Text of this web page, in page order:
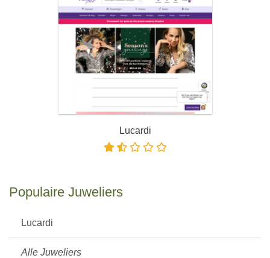
Lucardi
Populaire Juweliers
Lucardi
Alle Juweliers